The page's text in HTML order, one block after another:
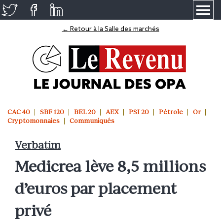
← Retour à la Salle des marchés
CAC 40 SBF 120 BEL 20 AEX PSI 20 Pétrole
Or
Cryptomonnaies
Communiqués
Verbatim
Medicrea lève 8,5 millions
d’euros par placement
privé